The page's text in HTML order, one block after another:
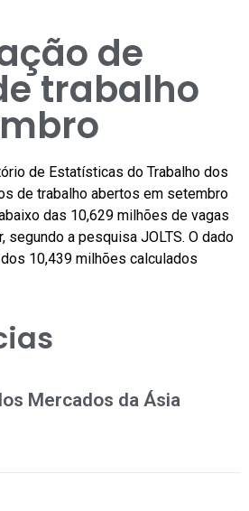
de
trabalho
de Estatísticas do Trabalho dos
de trabalho abertos em setembro
das 10,629 milhões de vagas
segundo a pesquisa JOLTS. O dado
10,439 milhões calculados
Mercados da Ásia